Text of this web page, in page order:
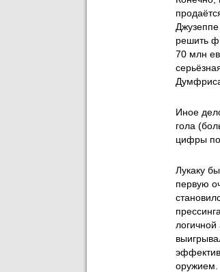
решить
70 млн
Иное
гола
цифры
Лукаку
первую
логичной
оружием.